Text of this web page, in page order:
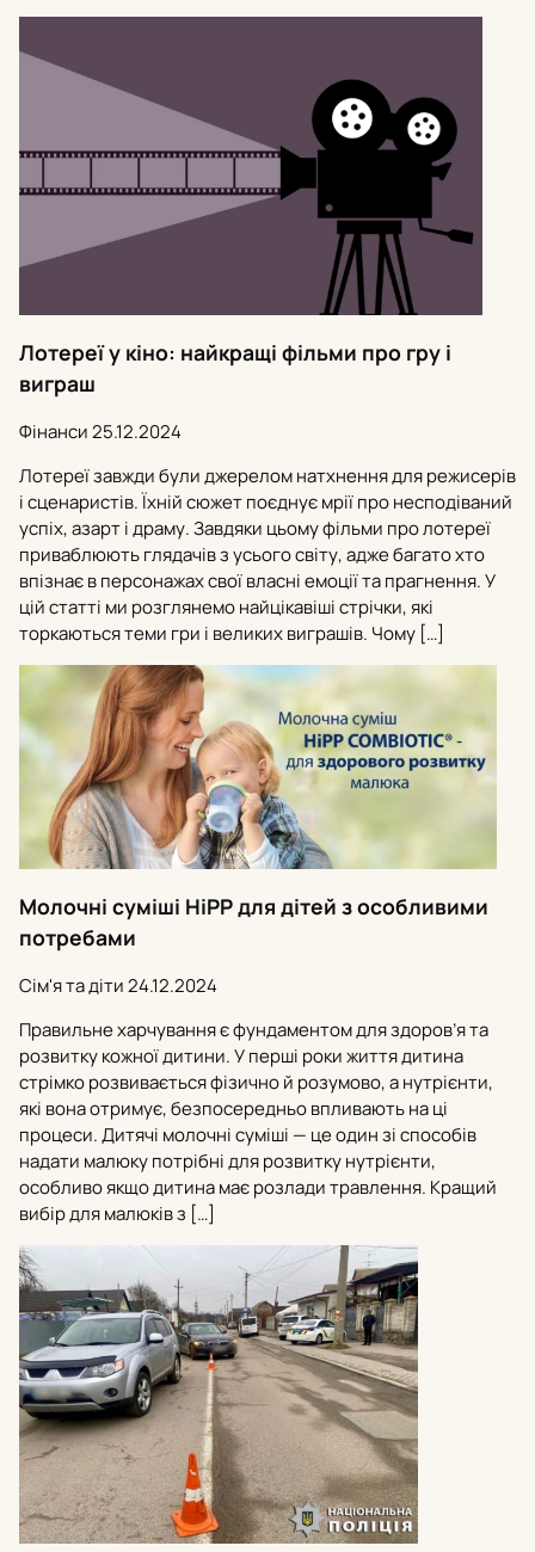
Лотереї у кіно: найкращі фільми про гру і
виграш
Фінанси25.12.2024
Лотереї завжди були джерелом натхнення для режисерів
і сценаристів. Їхній сюжет поєднує мрії про несподіваний
успіх, азарт і драму. Завдяки цьому фільми про лотереї
приваблюють глядачів з усього світу, адже багато хто
впізнає в персонажах свої власні емоції та прагнення. У
цій статті ми розглянемо найцікавіші стрічки, які
торкаються теми гри і великих виграшів. Чому […]
Молочні суміші HiPP для дітей з особливими
потребами
Сім'я та діти24.12.2024
Правильне харчування є фундаментом для здоров’я та
розвитку кожної дитини. У перші роки життя дитина
стрімко розвивається фізично й розумово, а нутрієнти,
які вона отримує, безпосередньо впливають на ці
процеси. Дитячі молочні суміші — це один зі способів
надати малюку потрібні для розвитку нутрієнти,
особливо якщо дитина має розлади травлення. Кращий
вибір для малюків з […]